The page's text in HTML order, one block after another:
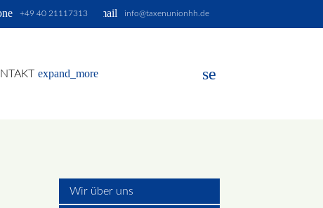
email info@taxenunionhh.de
+49 40 21117313
expand_more search
Wir über uns